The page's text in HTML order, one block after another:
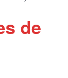
de